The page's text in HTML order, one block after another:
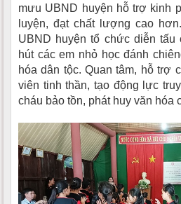
mưu UBND huyện hỗ trợ kinh
luyện, đạt chất lượng cao
UBND huyện tổ chức diễn tấu
hút các em nhỏ học đánh
hóa dân tộc. Quan tâm, hỗ trợ
viên tinh thần, tạo động lực
cháu bảo tồn, phát huy văn hóa